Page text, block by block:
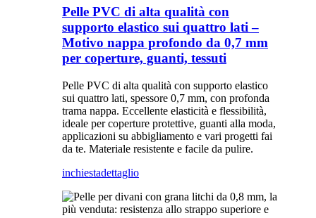
Pelle PVC di alta qualità con
supporto elastico sui quattro lati –
Motivo nappa profondo da 0,7 mm
per coperture, guanti, tessuti
Pelle PVC di alta qualità con supporto elastico
sui quattro lati, spessore 0,7 mm, con profonda
trama nappa. Eccellente elasticità e flessibilità,
ideale per coperture protettive, guanti alla moda,
applicazioni su abbigliamento e vari progetti fai
da te. Materiale resistente e facile da pulire.
inchiestadettaglio